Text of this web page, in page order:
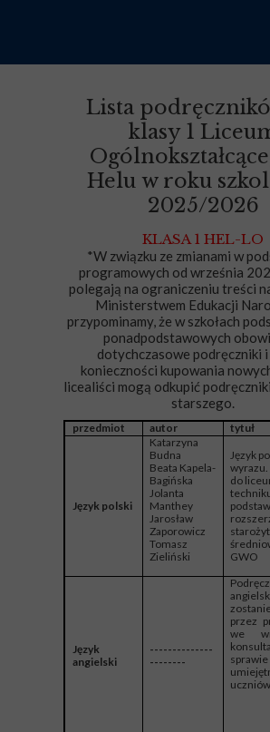
KLASA 1 HEL-LO
*W związku ze zmianami w
programowych od września
polegają na ograniczeniu treści
Ministerstwem Edukacji
przypominamy, że w szkołach
ponadpodstawowych
dotychczasowe podręczniki i
konieczności kupowania
licealiści mogą odkupić
starszego.
przedmiot autor tytuł
Język polski
Katarzyna
Budna
Beata Kapela-
Bagińska
Jolanta
Manthey
Jarosław
Zaporowicz
Tomasz
Zieliński
Język
do
GWO
Język
angielski
--------------
--------
przez
we
Lista
klasy 1
Helu w roku
2025/2026